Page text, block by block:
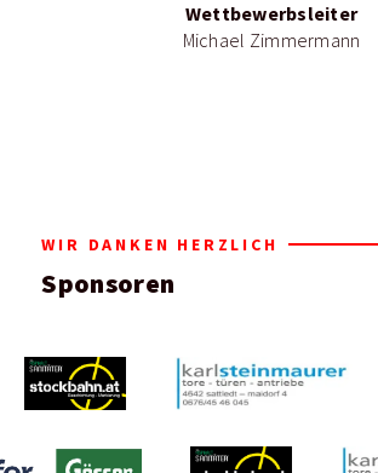
Wettbewerbsleiter
Michael Zimmermann
WIR DANKEN HERZLICH
Sponsoren